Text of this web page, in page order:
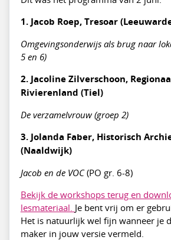
1. Jacob Roep, Tresoar
Omgevingsonderwijs als brug naar
5 en 6)
2. Jacoline Zilverschoon,
Rivierenland (Tiel)
De verzamelvrouw (groep 2)
3. Jolanda Faber, Historisch
(Naaldwijk)
Jacob en de VOC(PO gr. 6-8)
Bekijk de workshops terug en
lesmateriaal. Je bent vrij om er
Het is natuurlijk wel fijn wanneer je
maker in jouw versie vermeld.